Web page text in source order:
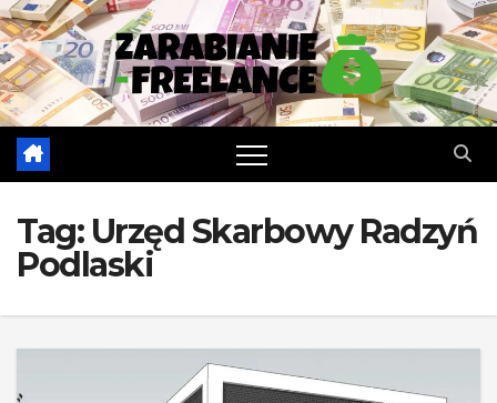
Skip
to
content
Tag: Urzęd Skarbowy Radzyń
Podlaski